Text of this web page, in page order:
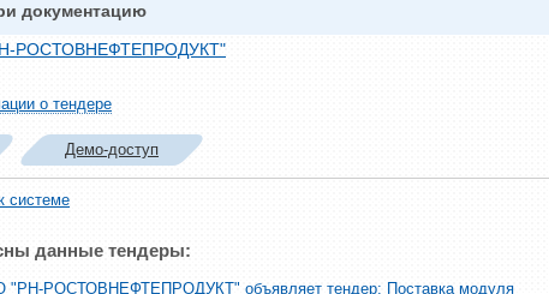
документацию
РОСТОВНЕФТЕПРОДУКТ"
о тендере
Демо-доступ
системе
данные тендеры:
РОСТОВНЕФТЕПРОДУКТ" объявляет тендер: Поставка модуля